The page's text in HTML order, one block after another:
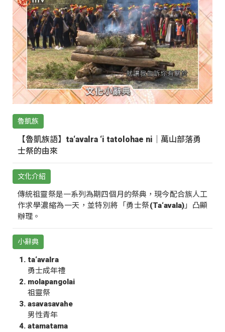
魯凱族
【魯凱族語】ta‘avalra ‘i tatolohae ni｜萬山部落勇
士祭的由來
文化介紹
傳統祖靈祭是一系列為期四個月的祭典，現今配合族人工
作求學濃縮為一天，並特別將「勇士祭(Ta‘avala)」凸顯
辦理。
小辭典
ta‘avalra
勇士成年禮
molapangolai
祖靈祭
asavasavahe
男性青年
atamatama